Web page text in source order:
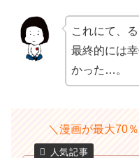
これにて、
最終的には
かった…。
＼漫画が最大70